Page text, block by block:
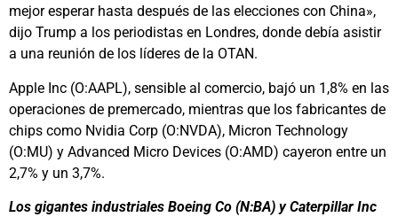
mejor esperar hasta después de las elecciones con China»,
dijo Trump a los periodistas en Londres, donde debía asistir
a una reunión de los líderes de la OTAN.
Apple Inc (O:AAPL), sensible al comercio, bajó un 1,8% en las
operaciones de premercado, mientras que los fabricantes de
chips como Nvidia Corp (O:NVDA), Micron Technology
(O:MU) y Advanced Micro Devices (O:AMD) cayeron entre un
2,7% y un 3,7%.
Los gigantes industriales Boeing Co (N:BA) y Caterpillar Inc